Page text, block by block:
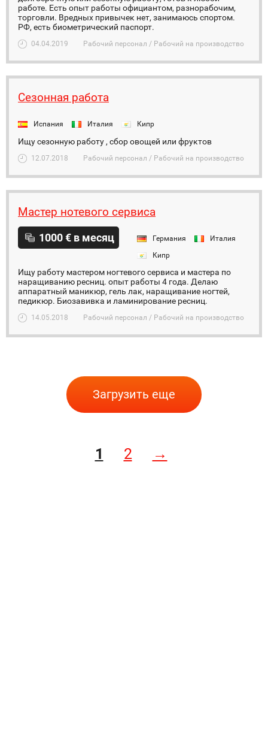
работе. Есть опыт работы официантом, разнорабочим,
торговли. Вредных привычек нет, занимаюсь спортом.
РФ, есть биометрический паспорт.
04.04.2019 Рабочий персонал / Рабочий на производство
Сезонная работа
Испания Италия Кипр
Ищу сезонную работу , сбор овощей или фруктов
12.07.2018 Рабочий персонал / Рабочий на производство
Мастер нотевого сервиса
1000 € в месяц Германия
Италия
Кипр
Ищу работу мастером ногтевого сервиса и мастера по
наращиванию ресниц. опыт работы 4 года. Делаю
аппаратный маникюр, гель лак, наращивание ногтей,
педикюр. Биозавивка и ламинирование ресниц.
14.05.2018 Рабочий персонал / Рабочий на производство
Загрузить еще
1 2 →